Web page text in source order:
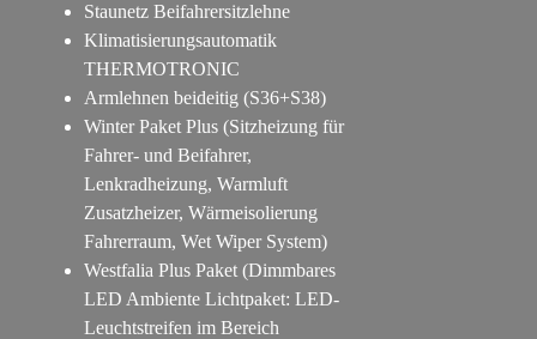
Staunetz Beifahrersitzlehne
Klimatisierungsautomatik
THERMOTRONIC
Armlehnen beideitig (S36+S38)
Winter Paket Plus (Sitzheizung für
Fahrer- und Beifahrer,
Lenkradheizung, Warmluft
Zusatzheizer, Wärmeisolierung
Fahrerraum, Wet Wiper System)
Westfalia Plus Paket (Dimmbares
LED Ambiente Lichtpaket: LED-
Leuchtstreifen im Bereich